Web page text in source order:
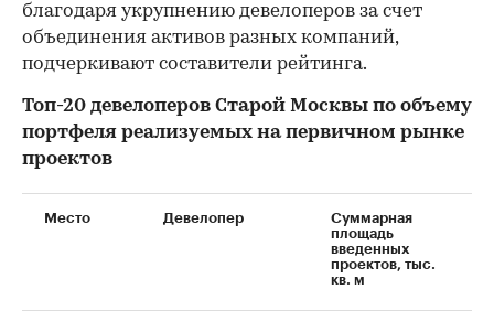
благодаря укрупнению девелоперов за счет
объединения активов разных компаний,
подчеркивают составители рейтинга.
Топ-20 девелоперов Старой Москвы по объему
портфеля реализуемых на первичном рынке
проектов
Место Девелопер
Суммарная
площадь
введенных
проектов, тыс.
кв. м